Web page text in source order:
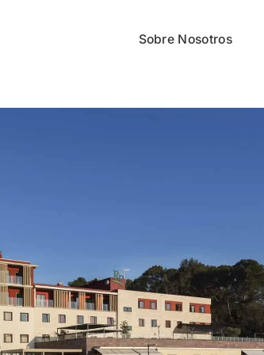
Sobre Nosotros